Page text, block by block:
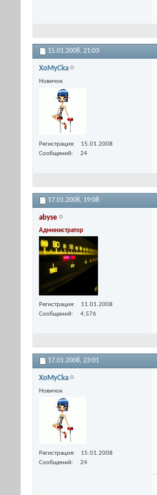
15.01.2008, 21:03
XoMyCka
Новичок
Регистрация
15.01.2008
Сообщений
24
17.01.2008, 19:08
abyse
Администратор
Регистрация
11.01.2008
Сообщений
4,576
17.01.2008, 23:01
XoMyCka
Новичок
Регистрация
15.01.2008
Сообщений
24